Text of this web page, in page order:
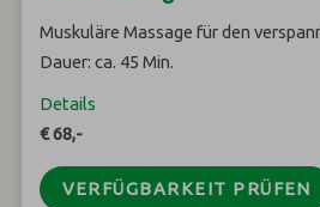
Muskuläre Massage für den
Dauer: ca. 45 Min.
Details
€ 68,-
VERFÜGBARKEIT PRÜFEN